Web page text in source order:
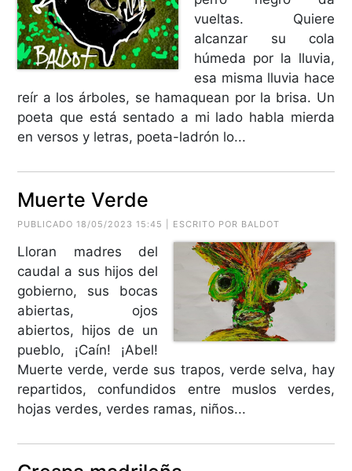
vueltas. Quiere
alcanzar su cola
húmeda por la lluvia,
esa misma lluvia hace
reír a los árboles, se hamaquean por la brisa. Un
poeta que está sentado a mi lado habla mierda
en versos y letras, poeta-ladrón lo...
Muerte Verde
PUBLICADO 18/05/2023 15:45 | ESCRITO POR BALDOT
Lloran madres del
caudal a sus hijos del
gobierno, sus bocas
abiertas, ojos
abiertos, hijos de un
pueblo, ¡Caín! ¡Abel!
Muerte verde, verde sus trapos, verde selva, hay
repartidos, confundidos entre muslos verdes,
hojas verdes, verdes ramas, niños...